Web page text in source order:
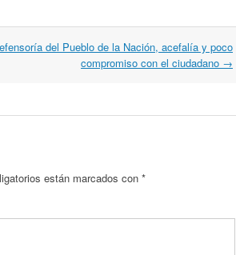
del Pueblo de la Nación, acefalía y poco
compromiso con el ciudadano →
están marcados con *